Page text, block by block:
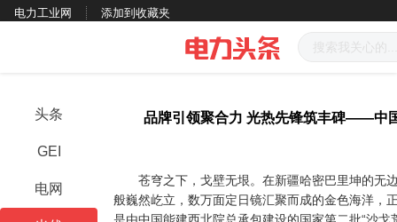
电力工业网 添加到收藏夹
头条
GEI
电网
品牌引领聚合力 光热先锋筑丰碑——中
苍穹之下，戈壁无垠。在新疆哈密巴里坤的无
般巍然屹立，数万面定日镜汇聚而成的金色海洋，